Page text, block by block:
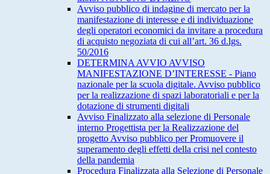
Avviso pubblico di indagine di mercato per la
manifestazione di interesse e di individuazione
degli operatori economici da invitare a procedura
di acquisto negoziata di cui all’art. 36 d.lgs.
50/2016
DETERMINA AVVIO AVVISO
MANIFESTAZIONE D’INTERESSE - Piano
nazionale per la scuola digitale. Avviso pubblico
per la realizzazione di spazi laboratoriali e per la
dotazione di strumenti digitali
Avviso Finalizzato alla selezione di Personale
interno Progettista per la Realizzazione del
progetto Avviso pubblico per Promuovere il
superamento degli effetti della crisi nel contesto
della pandemia
Procedura Finalizzata alla Selezione di Personale